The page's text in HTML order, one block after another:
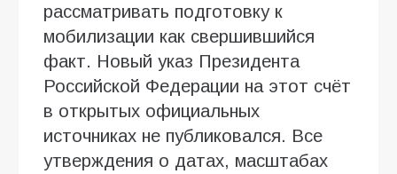
рассматривать подготовку к
мобилизации как свершившийся
факт. Новый указ Президента
Российской Федерации на этот счёт
в открытых официальных
источниках не публиковался. Все
утверждения о датах, масштабах